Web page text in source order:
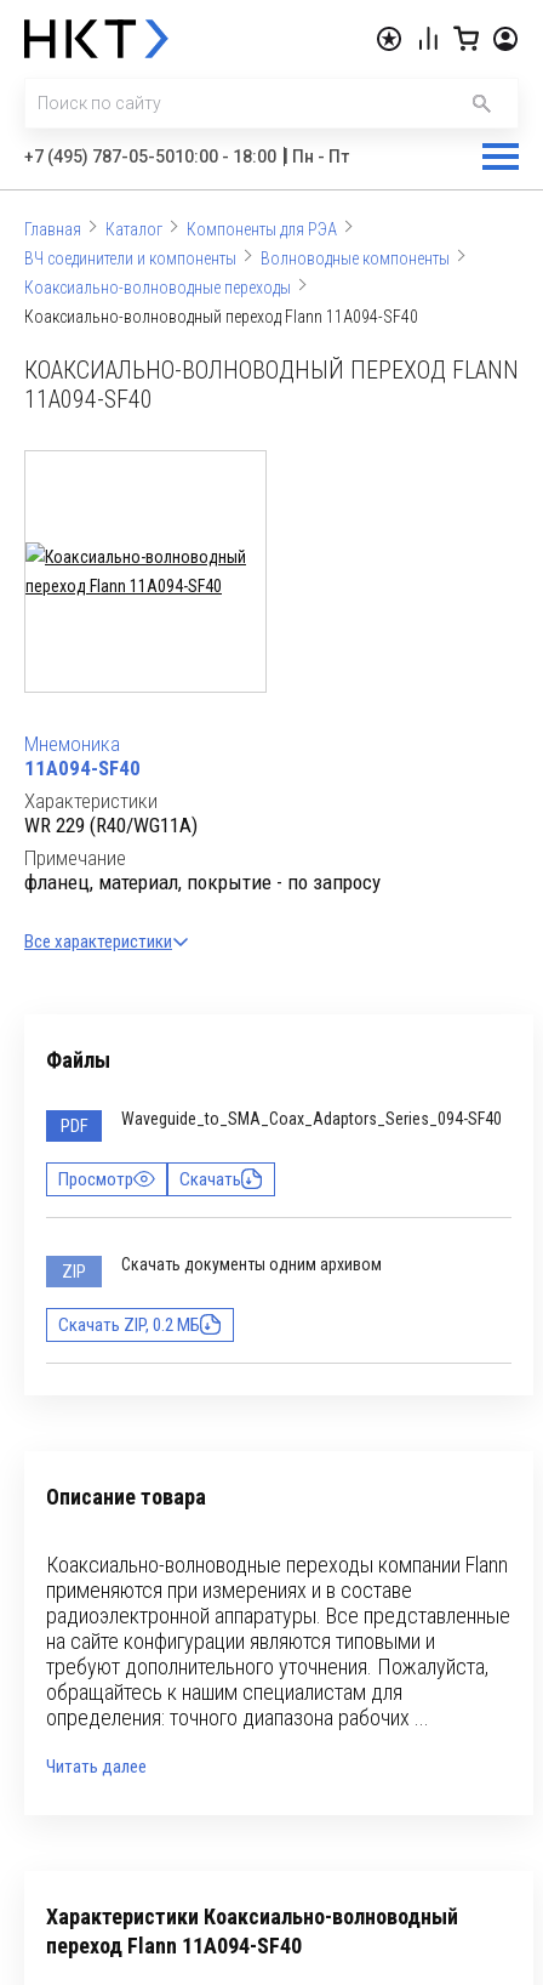
+7 (495) 787-05-5010:00 - 18:00 Пн - Пт
Главная Каталог
Компоненты для РЭА
ВЧ соединители и компоненты
Волноводные компоненты
Коаксиально-волноводные переходы
Коаксиально-волноводный переход Flann 11A094-SF40
КОАКСИАЛЬНО-ВОЛНОВОДНЫЙ ПЕРЕХОД FLANN
11A094-SF40
Мнемоника
11A094-SF40
Характеристики
WR 229 (R40/WG11A)
Примечание
фланец, материал, покрытие - по запросу
Все характеристики
Файлы
PDF Waveguide_to_SMA_Coax_Adaptors_Series_094-SF40
Просмотр Скачать
ZIP Скачать документы одним архивом
Скачать ZIP, 0.2 МБ
Описание товара
Коаксиально-волноводные переходы компании Flann
применяются при измерениях и в составе
радиоэлектронной аппаратуры. Все представленные
на сайте конфигурации являются типовыми и
требуют дополнительного уточнения. Пожалуйста,
обращайтесь к нашим специалистам для
определения: точного диапазона рабочих ...
Читать далее
Характеристики Коаксиально-волноводный
переход Flann 11A094-SF40